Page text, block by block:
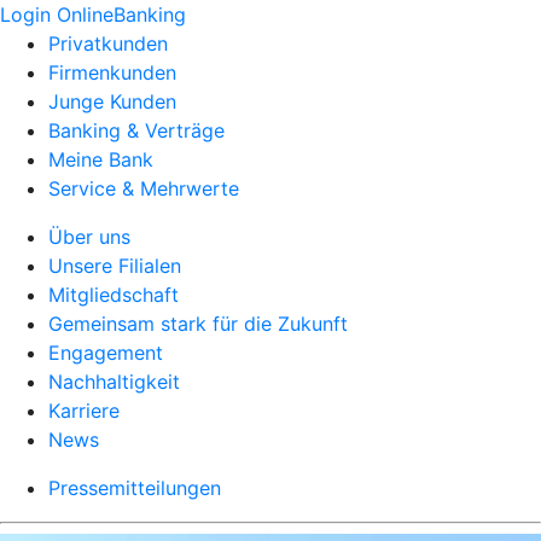
Login OnlineBanking
Privatkunden
Firmenkunden
Junge Kunden
Banking & Verträge
Meine Bank
Service & Mehrwerte
Über uns
Unsere Filialen
Mitgliedschaft
Gemeinsam stark für die Zukunft
Engagement
Nachhaltigkeit
Karriere
News
Pressemitteilungen